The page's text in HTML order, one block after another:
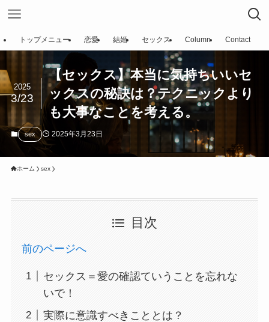
トップメニュー 恋愛 結婚 セックス Column Contact
【セックス】本当に気持ちいいセ
ックスの秘訣は？テクニックより
も大事なことを考える。
2025
3/23
sex 2025年3月23日
ホーム sex
目次
前のページへ
セックス＝愛の確認ていうことを忘れな
いで！
実際に意識すべきこととは？